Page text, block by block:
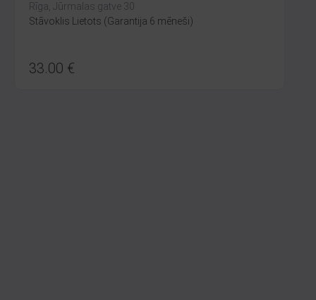
Rīga, Jūrmalas gatve 30
Stāvoklis Lietots (Garantija 6 mēneši)
33.00 €